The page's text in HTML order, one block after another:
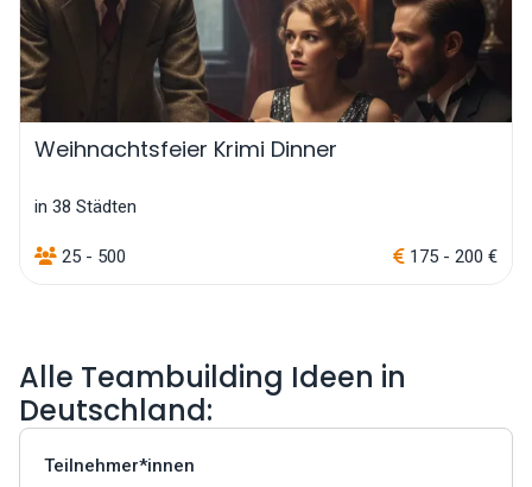
Weihnachtsfeier Krimi Dinner
in 38 Städten
25 - 500 175 - 200 €
Alle Teambuilding Ideen in
Deutschland:
Teilnehmer*innen